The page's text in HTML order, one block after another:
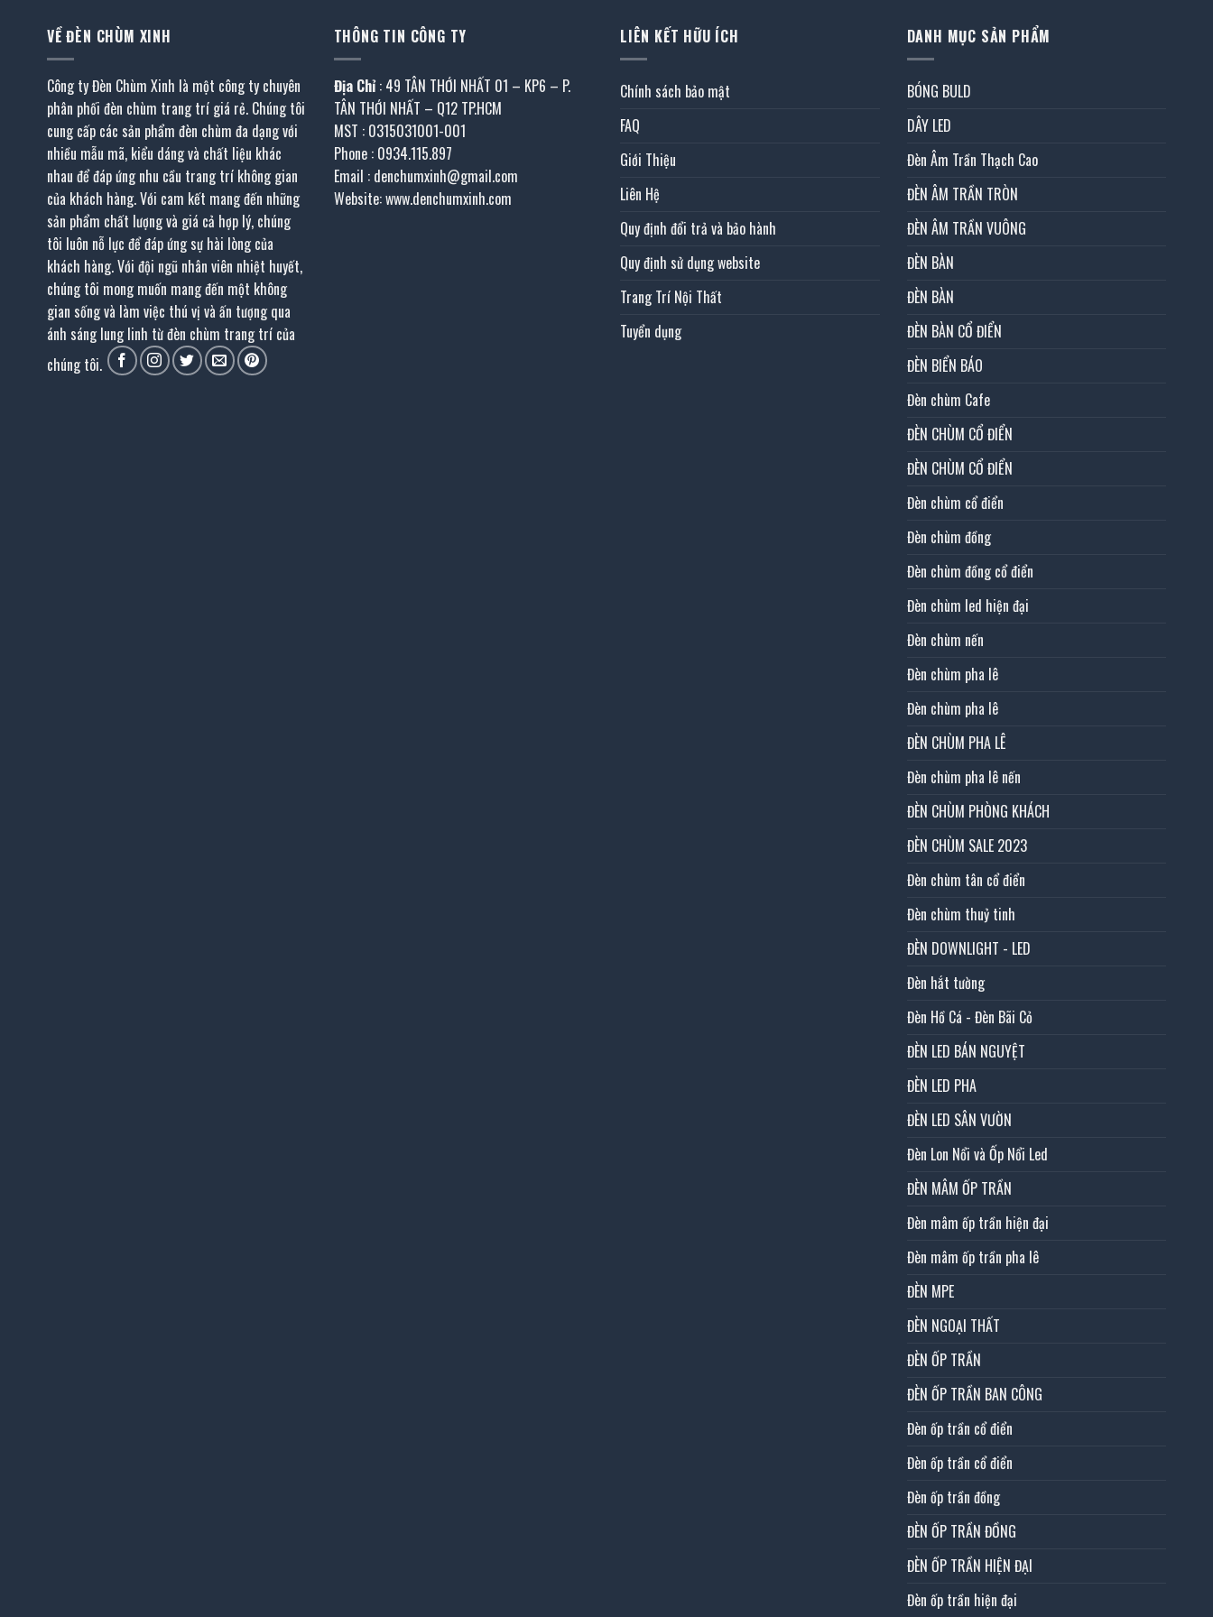
VỀ ĐÈN CHÙM XINH
Công ty Đèn Chùm Xinh là một công ty chuyên
phân phối đèn chùm trang trí giá rẻ. Chúng tôi
cung cấp các sản phẩm đèn chùm đa dạng với
nhiều mẫu mã, kiểu dáng và chất liệu khác
nhau để đáp ứng nhu cầu trang trí không gian
của khách hàng. Với cam kết mang đến những
sản phẩm chất lượng và giá cả hợp lý, chúng
tôi luôn nỗ lực để đáp ứng sự hài lòng của
khách hàng. Với đội ngũ nhân viên nhiệt huyết,
chúng tôi mong muốn mang đến một không
gian sống và làm việc thú vị và ấn tượng qua
ánh sáng lung linh từ đèn chùm trang trí của
chúng tôi.
THÔNG TIN CÔNG TY
Địa Chỉ : 49 TÂN THỚI NHẤT 01 – KP6 – P.
TÂN THỚI NHẤT – Q12 TP.HCM
MST : 0315031001-001
Phone : 0934.115.897
Email : denchumxinh@gmail.com
Website: www.denchumxinh.com
LIÊN KẾT HỮU ÍCH
Chính sách bảo mật
FAQ
Giới Thiệu
Liên Hệ
Quy định đổi trả và bảo hành
Quy định sử dụng website
Trang Trí Nội Thất
Tuyển dụng
DANH MỤC SẢN PHẨM
BÓNG BULD
DÂY LED
Đèn Âm Trần Thạch Cao
ĐÈN ÂM TRẦN TRÒN
ĐÈN ÂM TRẦN VUÔNG
ĐÈN BÀN
ĐÈN BÀN
ĐÈN BÀN CỔ ĐIỂN
ĐÈN BIỂN BÁO
Đèn chùm Cafe
ĐÈN CHÙM CỔ ĐIỂN
ĐÈN CHÙM CỔ ĐIỂN
Đèn chùm cổ điển
Đèn chùm đồng
Đèn chùm đồng cổ điển
Đèn chùm led hiện đại
Đèn chùm nến
Đèn chùm pha lê
Đèn chùm pha lê
ĐÈN CHÙM PHA LÊ
Đèn chùm pha lê nến
ĐÈN CHÙM PHÒNG KHÁCH
ĐÈN CHÙM SALE 2023
Đèn chùm tân cổ điển
Đèn chùm thuỷ tinh
ĐÈN DOWNLIGHT - LED
Đèn hắt tường
Đèn Hồ Cá - Đèn Bãi Cỏ
ĐÈN LED BÁN NGUYỆT
ĐÈN LED PHA
ĐÈN LED SÂN VƯỜN
Đèn Lon Nổi và Ốp Nổi Led
ĐÈN MÂM ỐP TRẦN
Đèn mâm ốp trần hiện đại
Đèn mâm ốp trần pha lê
ĐÈN MPE
ĐÈN NGOẠI THẤT
ĐÈN ỐP TRẦN
ĐÈN ỐP TRẦN BAN CÔNG
Đèn ốp trần cổ điển
Đèn ốp trần cổ điển
Đèn ốp trần đồng
ĐÈN ỐP TRẦN ĐỒNG
ĐÈN ỐP TRẦN HIỆN ĐẠI
Đèn ốp trần hiện đại